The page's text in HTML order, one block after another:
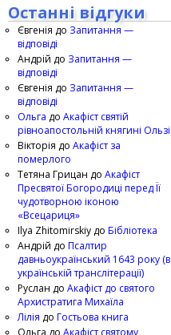
Останні відгуки
Євгенія до Запитання —
відповіді
Андрій до Запитання —
відповіді
Євгенія до Запитання —
відповіді
Ольга до Акафіст святій
рівноапостольній княгині Ользі
Вікторія до Акафіст за
померлого
Тетяна Грицан до Акафіст
Пресвятої Богородиці перед Її
чудотворною іконою
«Всецариця»
Ilya Zhitomirskiy до Бібліотека
Андрій до Псалтир
давньоукраїнський 1643 року (в
українській транслітерації)
Руслан до Акафіст до святого
Архистратига Михаїла
Лілія до Гостьова книга
Ольга до Акафіст святому